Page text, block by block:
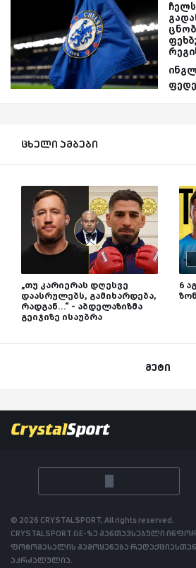
ცხელი ამბები
„თუ კარიერას დღესვე
დაასრულებს, გამიხარდება,
რადგან...“ - აბდელაზიზმა
გეიჯიზე ისაუბრა
6
მეტი
© 2026 CRYSTALSPORT, All rights reserved.
CRYSTALSPORT.GE-ზე განთავსებული
ფოტომასალის გამოყენება
აკრძალულია.